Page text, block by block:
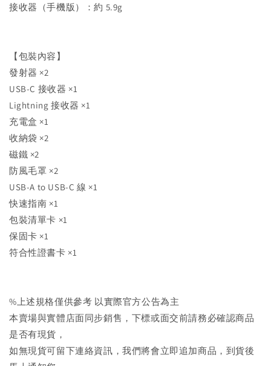
接收器（手機版）：約 5.9g
【包裝內容】
發射器 ×2
USB-C 接收器 ×1
Lightning 接收器 ×1
充電盒 ×1
收納袋 ×2
磁鐵 ×2
防風毛罩 ×2
USB-A to USB-C 線 ×1
快速指南 ×1
包裝清單卡 ×1
保固卡 ×1
符合性證書卡 ×1
%上述規格僅供參考 以實際官方公告為主
本賣場與實體店面同步銷售，下標或面交前請務必確認商品
是否有現貨，
如無現貨可留下連絡資訊，我們將會立即追加商品，到貨後